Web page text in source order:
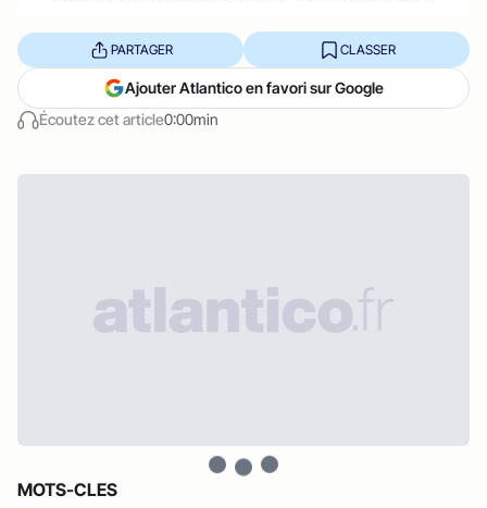
Écoutez cet article0:00min
PARTAGER CLASSER
Ajouter Atlantico en favori sur Google
MOTS-CLES